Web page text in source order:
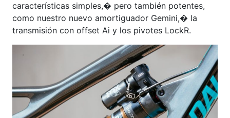
características simples,� pero también potentes,
como nuestro nuevo amortiguador Gemini,� la
transmisión con offset Ai y los pivotes LockR.